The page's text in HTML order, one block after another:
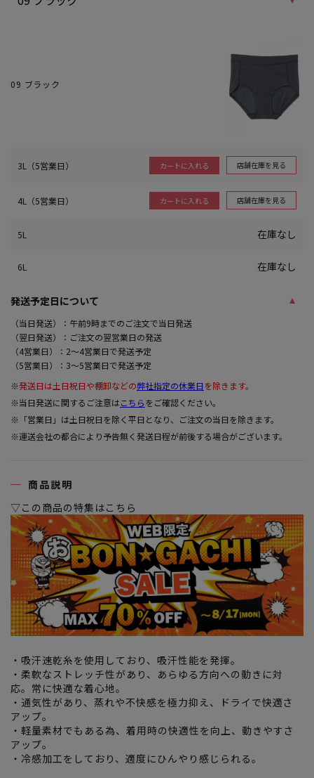
09 ブラック
3L（5営業日） カートに入れる 店舗在庫を見る
4L（5営業日） カートに入れる 店舗在庫を見る
5L 在庫なし
6L 在庫なし
発送予定日について
（当日発送）：午前9時までのご注文で当日発送
（翌日発送）：ご注文の翌営業日の発送
（4営業日）：2～4営業日で発送予定
（5営業日）：3～5営業日で発送予定
※発送日は土日祝日や棚卸などの弊社指定の休業日を除きます。
※当日発送に関するご注意はこちらをご確認ください。
※「営業日」は土日祝日を除く平日となり、ご注文の当日を除きます。
※運送会社の都合により予告無く発送日程が前後する場合がございます。
商品説明
▽この商品の特集はこちら
・吸汗速乾糸を使用しており、吸汗性能を発揮。
・柔軟なストレッチ性があり、あらゆる方向への動きに対
応。常に快適な着心地。
・通気性があり、蒸れや不快感を極力抑え、ドライで快適さ
アップ。
・軽量素材でもある為、着用時の快適性を向上、動きやすさ
アップ。
・冷感加工をしており、適度にひんやり感じられる。